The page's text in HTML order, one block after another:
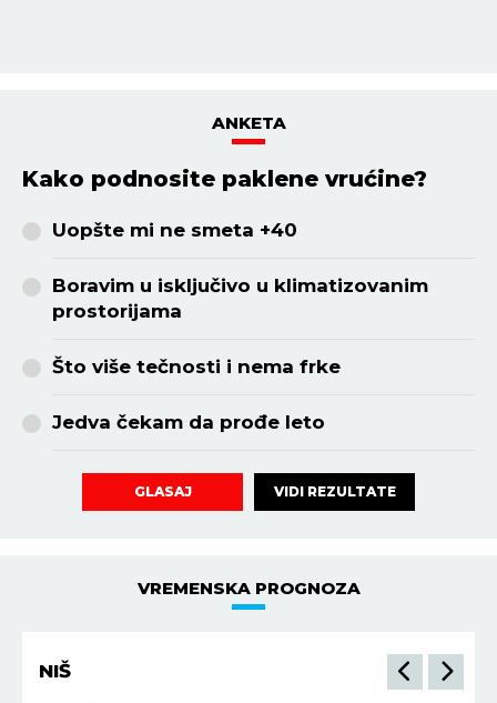
ANKETA
Kako podnosite paklene vrućine?
Uopšte mi ne smeta +40
Boravim u isključivo u klimatizovanim
prostorijama
Što više tečnosti i nema frke
Jedva čekam da prođe leto
GLASAJ VIDI REZULTATE
VREMENSKA PROGNOZA
NIŠ